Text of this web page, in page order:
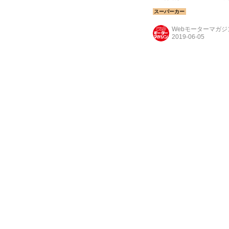
年に発表され大きな注
ボディがアルミ合金製
た。カロッツェリア・
Webモーターマガジ